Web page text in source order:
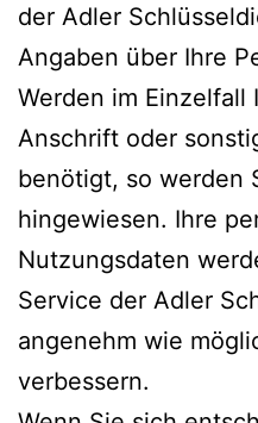
der Adler
Angaben über Ihre
Werden im Einzelfall
Anschrift oder
benötigt, so werden
hingewiesen. Ihre
Nutzungsdaten
Service der Adler
angenehm wie
verbessern.